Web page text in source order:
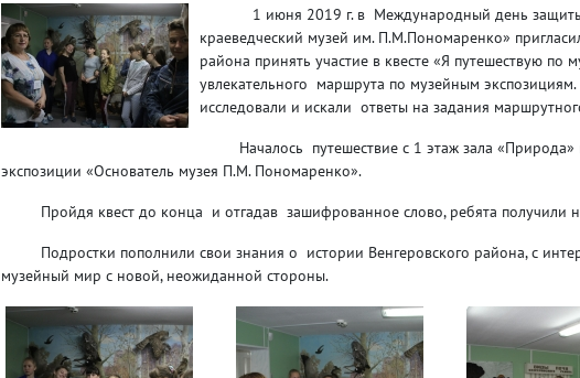
1 июня 2019 г. в Международный день защиты
краеведческий музей им. П.М.Пономаренко»
района принять участие в квесте «Я путешествую
увлекательного маршрута по музейным
исследовали и искали ответы на задания
Началось путешествие с 1 этаж зала «Природа»
экспозиции «Основатель музея П.М. Пономаренко».
Пройдя квест до конца и отгадав зашифрованное слово, ребята получили
Подростки пополнили свои знания о истории Венгеровского района, с
музейный мир с новой, неожиданной стороны.